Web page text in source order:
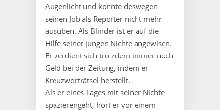
Augenlicht und konnte deswegen
seinen Job als Reporter nicht mehr
ausüben. Als Blinder ist er auf die
Hilfe seiner jungen Nichte angewisen.
Er verdient sich trotzdem immer noch
Geld bei der Zeitung, indem er
Kreuzworträtsel herstellt.
Als er eines Tages mit seiner Nichte
spazierengeht, hört er vor einem